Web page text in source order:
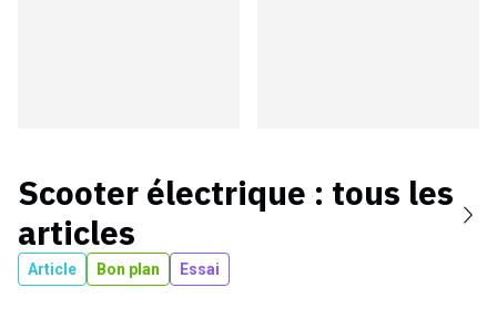
Scooter électrique : tous les
articles
Article Bon plan Essai